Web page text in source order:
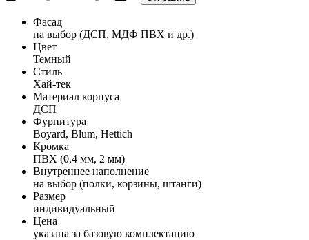
Фасад
на выбор (ДСП, МДФ ПВХ и др.)
Цвет
Темный
Стиль
Хай-тек
Материал корпуса
ДСП
Фурнитура
Boyard, Blum, Hettich
Кромка
ПВХ (0,4 мм, 2 мм)
Внутреннее наполнение
на выбор (полки, корзины, штанги)
Размер
индивидуальный
Цена
указана за базовую комплектацию